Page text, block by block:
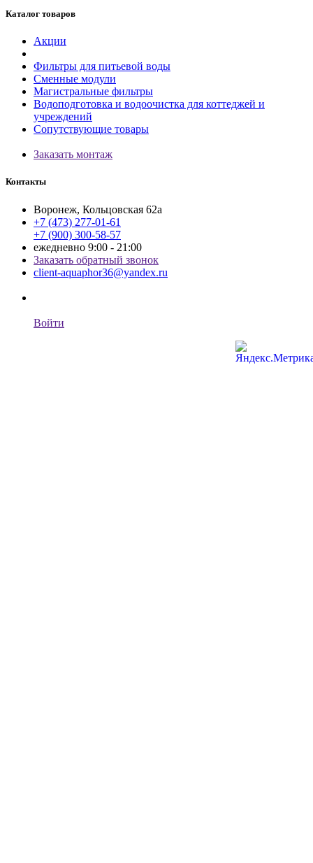
Каталог товаров
Акции
Фильтры для питьевой воды
Сменные модули
Магистральные фильтры
Водоподготовка и водоочистка для коттеджей и
учреждений
Сопутствующие товары
Заказать монтаж
Контакты
Воронеж, Кольцовская 62а
+7 (473) 277-01-61
+7 (900) 300-58-57
ежедневно 9:00 - 21:00
Заказать обратный звонок
client-aquaphor36@yandex.ru
Войти